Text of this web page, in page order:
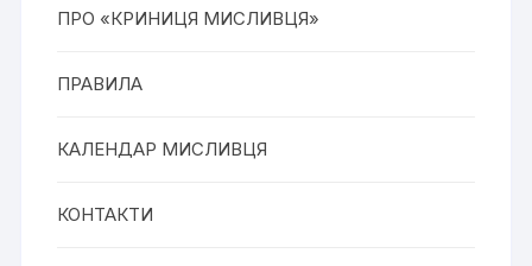
ПРО «КРИНИЦЯ МИСЛИВЦЯ»
ПРАВИЛА
КАЛЕНДАР МИСЛИВЦЯ
КОНТАКТИ